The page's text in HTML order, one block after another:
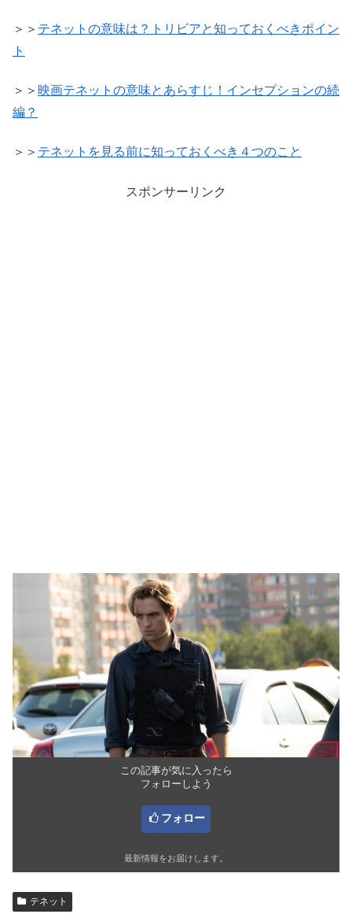
＞＞ テネットの意味は？トリビアと知っておくべきポイン
ト
＞＞ 映画テネットの意味とあらすじ！インセプションの続
編？
＞＞ テネットを見る前に知っておくべき４つのこと
スポンサーリンク
この記事が気に入ったら
フォローしよう
フォロー
最新情報をお届けします。
テネット